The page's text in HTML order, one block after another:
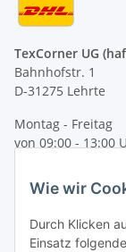
TexCorner UG
Bahnhofstr. 1
D-31275 Lehrte
Montag - Freitag
von 09:00 - 13:00
Tel: +49 (0) 5132
E-Mail:
Wie wir
Durch Klicken
Einsatz